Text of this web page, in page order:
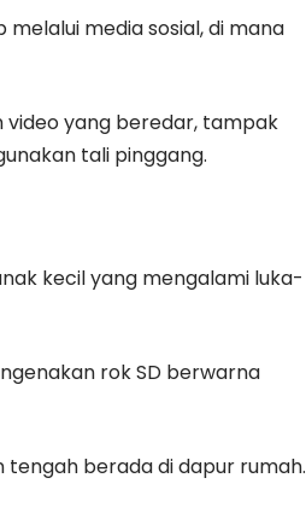
media sosial, di mana
video yang beredar, tampak
tali pinggang.
kecil yang mengalami luka-
rok SD berwarna
tengah berada di dapur rumah.